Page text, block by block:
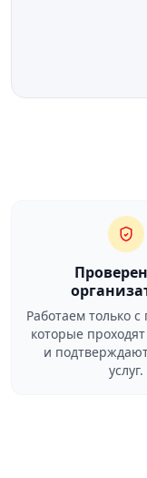
Работаем только
которые
и
услуг.